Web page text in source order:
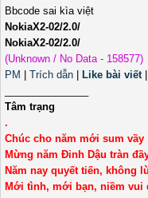
Bbcode sai kìa việt
NokiaX2-02/2.0/
NokiaX2-02/2.0/
(Unknown / No Data - 158577)
PM
Trích dẫn Like bài viết|
Tâm trạng
.
Chúc cho năm mới sum vầy
Mừng năm Đinh Dậu tràn
Năm nay quyết tiến, không
Mới tình, mới bạn, niềm vui